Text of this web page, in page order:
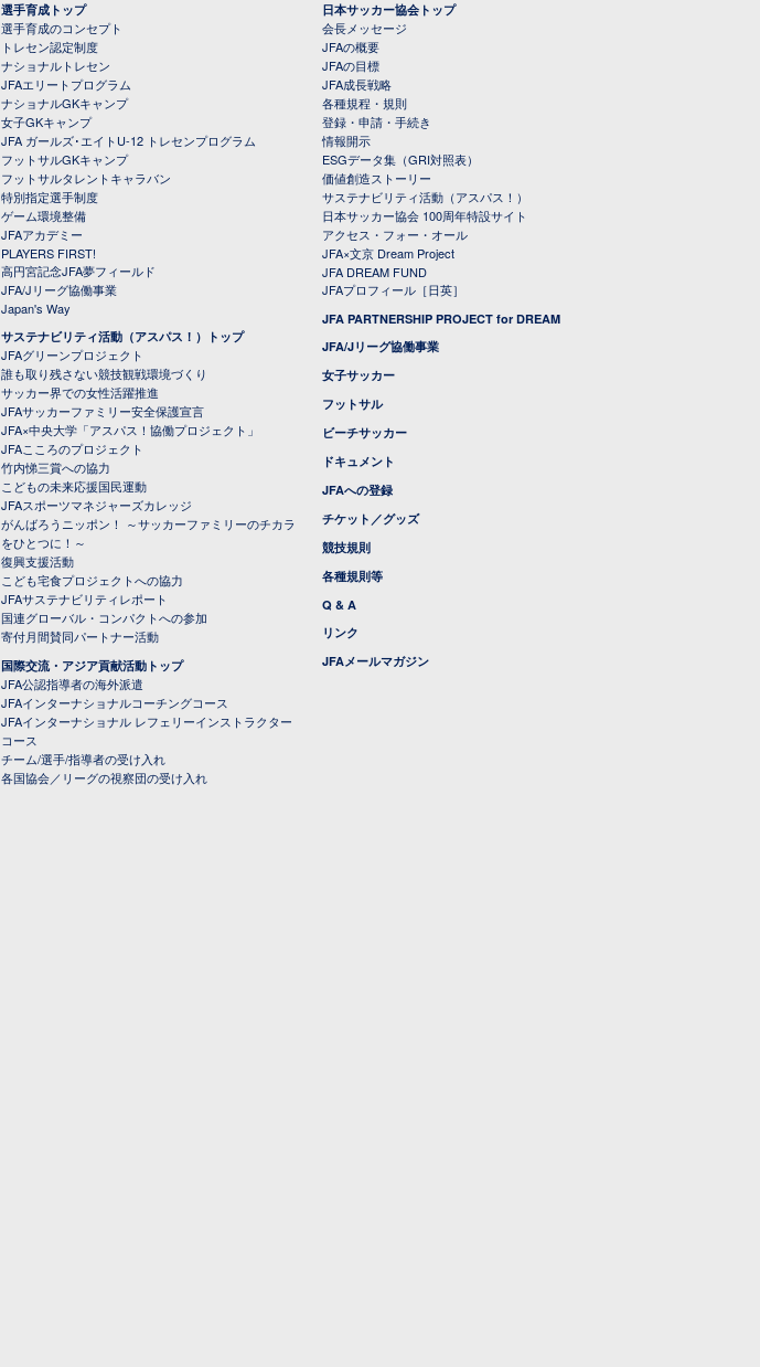
選手育成トップ
選手育成のコンセプト
トレセン認定制度
ナショナルトレセン
JFAエリートプログラム
ナショナルGKキャンプ
女子GKキャンプ
JFA ガールズ･エイトU-12 トレセンプログラム
フットサルGKキャンプ
フットサルタレントキャラバン
特別指定選手制度
ゲーム環境整備
JFAアカデミー
PLAYERS FIRST!
高円宮記念JFA夢フィールド
JFA/Jリーグ協働事業
Japan's Way
サステナビリティ活動（アスパス！）トップ
JFAグリーンプロジェクト
誰も取り残さない競技観戦環境づくり
サッカー界での女性活躍推進
JFAサッカーファミリー安全保護宣言
JFA×中央大学「アスパス！協働プロジェクト」
JFAこころのプロジェクト
竹内悌三賞への協力
こどもの未来応援国民運動
JFAスポーツマネジャーズカレッジ
がんばろうニッポン！ ～サッカーファミリーのチカラ
をひとつに！～
復興支援活動
こども宅食プロジェクトへの協力
JFAサステナビリティレポート
国連グローバル・コンパクトへの参加
寄付月間賛同パートナー活動
国際交流・アジア貢献活動トップ
JFA公認指導者の海外派遣
JFAインターナショナルコーチングコース
JFAインターナショナル レフェリーインストラクター
コース
チーム/選手/指導者の受け入れ
各国協会／リーグの視察団の受け入れ
日本サッカー協会トップ
会長メッセージ
JFAの概要
JFAの目標
JFA成長戦略
各種規程・規則
登録・申請・手続き
情報開示
ESGデータ集（GRI対照表）
価値創造ストーリー
サステナビリティ活動（アスパス！）
日本サッカー協会 100周年特設サイト
アクセス・フォー・オール
JFA×文京 Dream Project
JFA DREAM FUND
JFAプロフィール［日英］
JFA PARTNERSHIP PROJECT for DREAM
JFA/Jリーグ協働事業
女子サッカー
フットサル
ビーチサッカー
ドキュメント
JFAへの登録
チケット／グッズ
競技規則
各種規則等
Q & A
リンク
JFAメールマガジン